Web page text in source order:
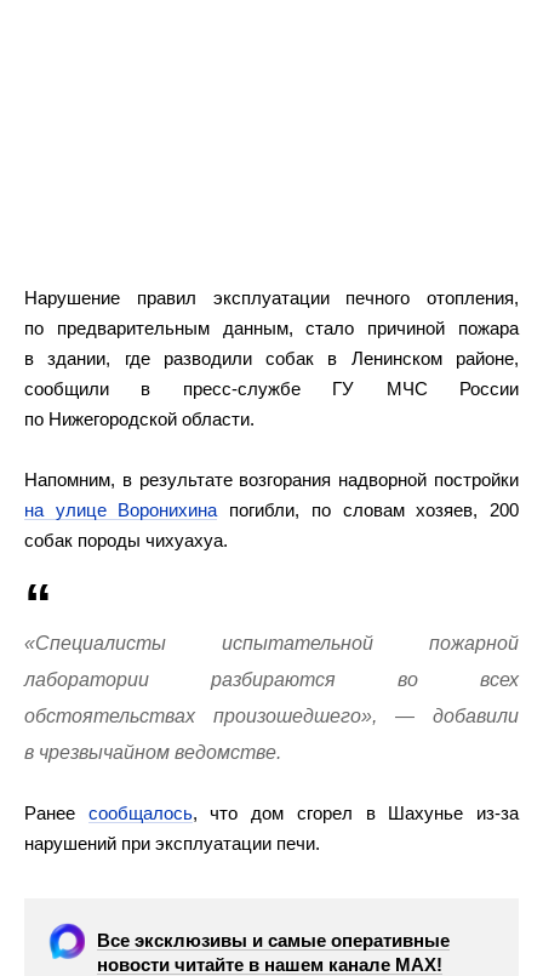
Нарушение правил эксплуатации печного отопления,
по предварительным данным, стало причиной пожара
в здании, где разводили собак в Ленинском районе,
сообщили в пресс-службе ГУ МЧС России
по Нижегородской области.
Напомним, в результате возгорания надворной постройки
на улице Воронихина погибли, по словам хозяев, 200
собак породы чихуахуа.
«Специалисты испытательной пожарной
лаборатории разбираются во всех
обстоятельствах произошедшего», — добавили
в чрезвычайном ведомстве.
Ранее сообщалось, что дом сгорел в Шахунье из-за
нарушений при эксплуатации печи.
Все эксклюзивы и самые оперативные
новости читайте в нашем канале МАХ!